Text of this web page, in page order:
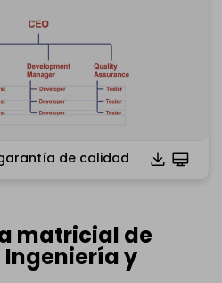
EdrawMind Onlinede forma
a continuación.
de calidad
matricial de
Ingeniería y